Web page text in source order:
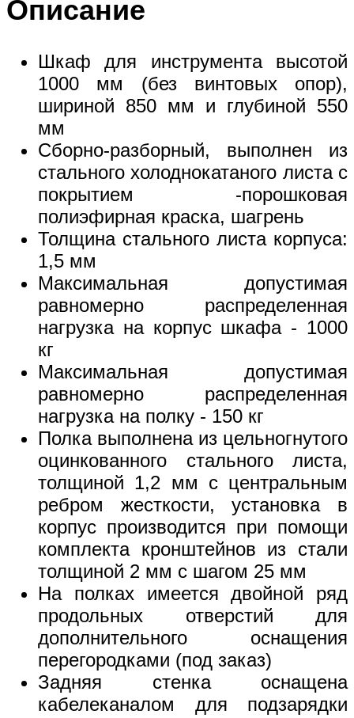
Описание
Шкаф для инструмента высотой
1000 мм (без винтовых опор),
шириной 850 мм и глубиной 550
мм
Сборно-разборный, выполнен из
стального холоднокатаного листа с
покрытием -порошковая
полиэфирная краска, шагрень
Толщина стального листа корпуса:
1,5 мм
Максимальная допустимая
равномерно распределенная
нагрузка на корпус шкафа - 1000
кг
Максимальная допустимая
равномерно распределенная
нагрузка на полку - 150 кг
Полка выполнена из цельногнутого
оцинкованного стального листа,
толщиной 1,2 мм с центральным
ребром жесткости, установка в
корпус производится при помощи
комплекта кронштейнов из стали
толщиной 2 мм с шагом 25 мм
На полках имеется двойной ряд
продольных отверстий для
дополнительного оснащения
перегородками (под заказ)
Задняя стенка оснащена
кабелеканалом для подзарядки